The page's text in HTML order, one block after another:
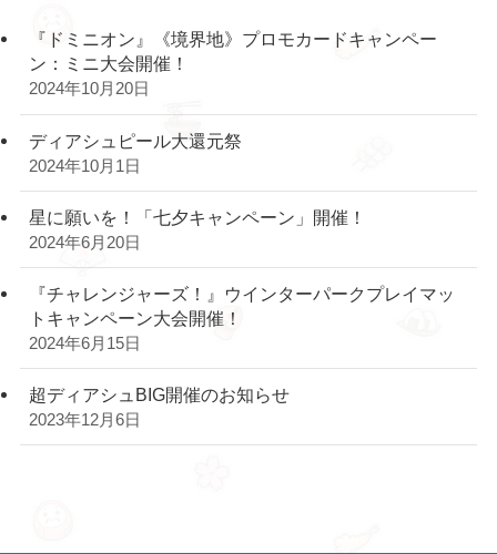
『ドミニオン』《境界地》プロモカードキャンペー
ン：ミニ大会開催！
2024年10月20日
ディアシュピール大還元祭
2024年10月1日
星に願いを！「七夕キャンペーン」開催！
2024年6月20日
『チャレンジャーズ！』ウインターパークプレイマッ
トキャンペーン大会開催！
2024年6月15日
超ディアシュBIG開催のお知らせ
2023年12月6日